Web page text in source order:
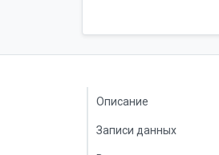
Описание
Записи данных